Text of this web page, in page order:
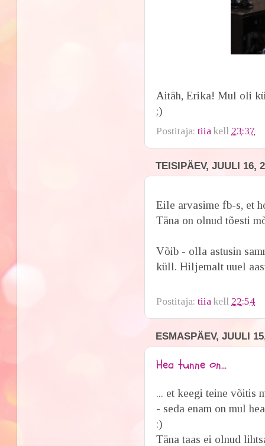
Aitäh, Erika! Mul oli
;)
Postitaja:tiia kell 23:37
TEISIPÄEV, JUULI 16,
Eile arvasime fb-s, et
Täna on olnud tõesti
Võib - olla astusin
küll. Hiljemalt uuel
Postitaja:tiia kell 22:54
ESMASPÄEV, JUULI
Hea tunne on...
... et keegi teine võitis
- seda enam on mul
:)
Täna taas ei olnud